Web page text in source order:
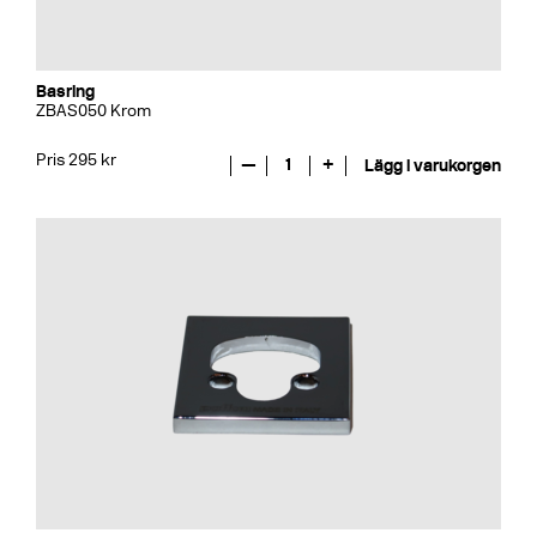
Basring
ZBAS050 Krom
Pris 295 kr — 1 + Lägg i varukorgen